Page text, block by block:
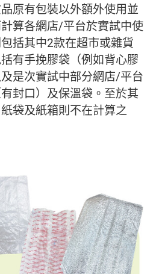
原有包裝以外額外使用並
算各網店/平台於實試中使
括其中2款在超市或雜貨
有手挽膠袋（例如背心膠
是次實試中部分網店/平台
封口）及保溫袋。至於其
袋及紙箱則不在計算之